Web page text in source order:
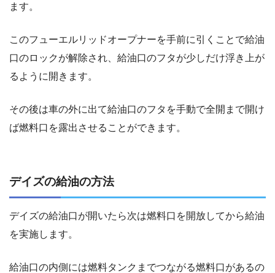
ます。
このフューエルリッドオープナーを手前に引くことで給油
口のロックが解除され、給油口のフタが少しだけ浮き上が
るように開きます。
その後は車の外に出て給油口のフタを手動で全開まで開け
ば燃料口を露出させることができます。
デイズの給油の方法
デイズの給油口が開いたら次は燃料口を開放してから給油
を実施します。
給油口の内側には燃料タンクまでつながる燃料口があるの